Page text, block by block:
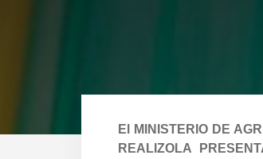
El MINISTERIO DE
REALIZOLA